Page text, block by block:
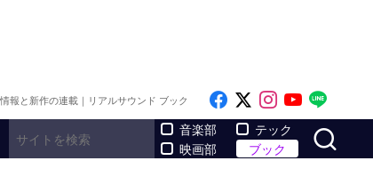
報と新作の連載｜リアルサウンド ブック Like on Facebook
Follow on x
Follow on
Follow
音楽部
映画部
テック
ブック